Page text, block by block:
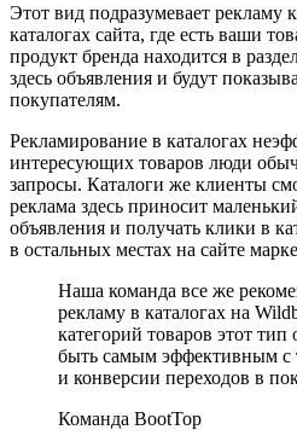
Этот вид подразумевает рекламу
каталогах сайта, где есть ваши
продукт бренда находится в
здесь объявления и будут
покупателям.
Рекламирование в каталогах
интересующих товаров люди
запросы. Каталоги же клиенты
реклама здесь приносит
объявления и получать клики в
в остальных местах на сайте
Наша команда все же
рекламу в каталогах на
категорий товаров этот
быть самым эффективным с
и конверсии переходов в
Команда BootTop